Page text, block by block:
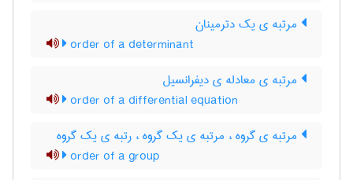
مرتبه ی یک دترمینان
order of a determinant
مرتبه ی معادله ی دیفرانسیل
order of a differential equation
مرتبه ی گروه ، مرتبه ی یک گروه ، رتبه ی یک گروه
order of a group